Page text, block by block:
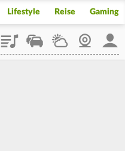
Lifestyle Reise Gaming
PlaylistStaupilotWetterWebcam